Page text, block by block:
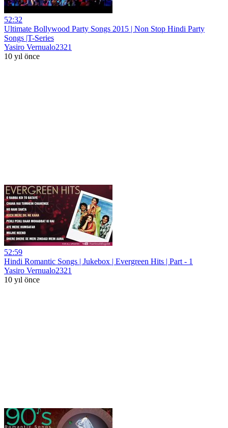
52:32
Ultimate Bollywood Party Songs 2015 | Non Stop Hindi Party
Songs |T-Series
Yasiro Vernualo2321
10 yıl önce
52:59
Hindi Romantic Songs | Jukebox | Evergreen Hits | Part - 1
Yasiro Vernualo2321
10 yıl önce